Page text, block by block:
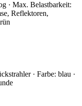
· Max. Belastbarkeit:
Reflektoren,
· Farbe: blau ·